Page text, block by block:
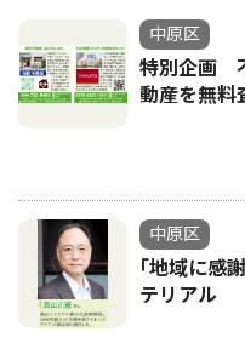
中原区
特別企画
動産を無
中原区
｢地域に感
テリアル